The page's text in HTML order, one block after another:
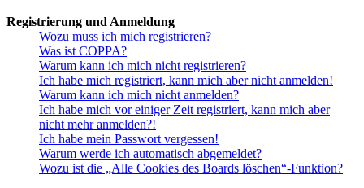
Registrierung und Anmeldung
Wozu muss ich mich registrieren?
Was ist COPPA?
Warum kann ich mich nicht registrieren?
Ich habe mich registriert, kann mich aber nicht anmelden!
Warum kann ich mich nicht anmelden?
Ich habe mich vor einiger Zeit registriert, kann mich aber
nicht mehr anmelden?!
Ich habe mein Passwort vergessen!
Warum werde ich automatisch abgemeldet?
Wozu ist die „Alle Cookies des Boards löschen“-Funktion?